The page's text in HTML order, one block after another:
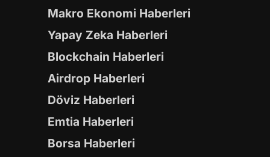
Makro Ekonomi Haberleri
Yapay Zeka Haberleri
Blockchain Haberleri
Airdrop Haberleri
Döviz Haberleri
Emtia Haberleri
Borsa Haberleri